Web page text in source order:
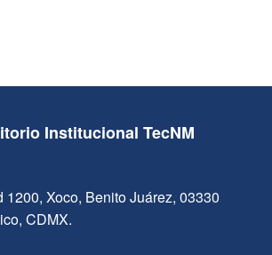
Institucional TecNM
1200, Xoco, Benito Juárez, 03330
CDMX.